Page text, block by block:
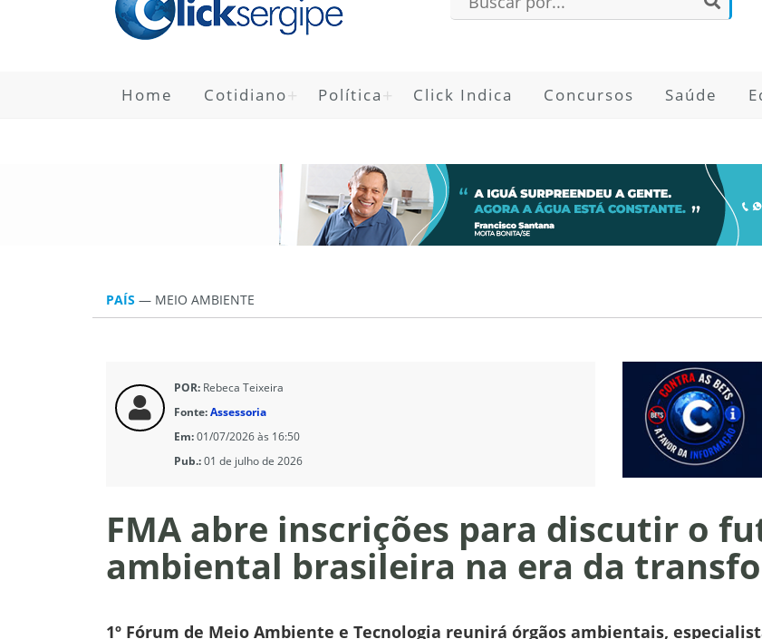
Home Cotidiano Política Click Indica Concursos Saúde
PAÍS — MEIO AMBIENTE
POR: Rebeca Teixeira
Fonte:Assessoria
Em:01/07/2026 às 16:50
Pub.:01 de julho de 2026
FMA abre inscrições para discutir o
ambiental brasileira na era da
1º Fórum de Meio Ambiente e Tecnologia reunirá órgãos ambientais,